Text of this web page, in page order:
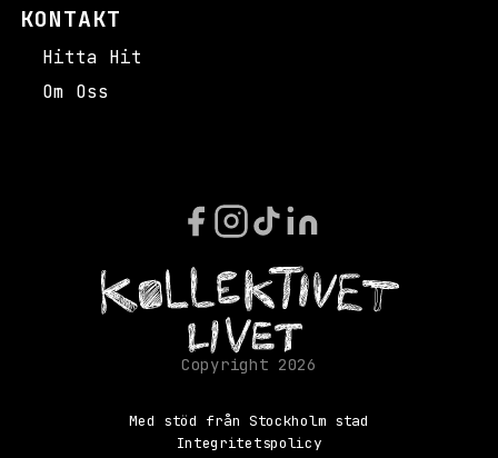
KONTAKT
Hitta Hit
Om Oss
Med stöd från Stockholm stad
Integritetspolicy
t
ä
l